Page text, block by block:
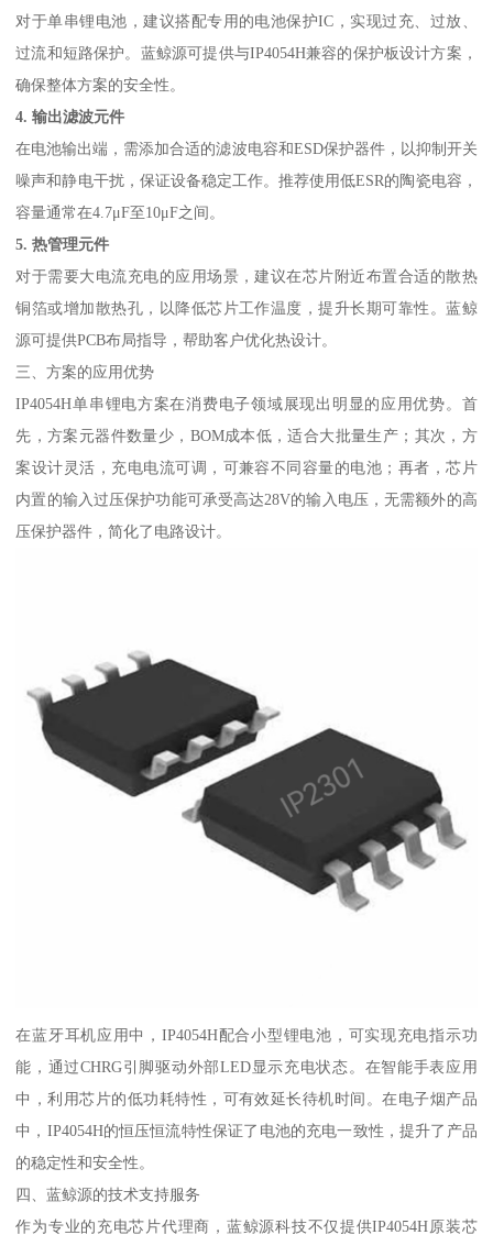
对于单串锂电池，建议搭配专用的电池保护IC，实现过充、过放、
过流和短路保护。蓝鲸源可提供与IP4054H兼容的保护板设计方案，
确保整体方案的安全性。
4. 输出滤波元件
在电池输出端，需添加合适的滤波电容和ESD保护器件，以抑制开关
噪声和静电干扰，保证设备稳定工作。推荐使用低ESR的陶瓷电容，
容量通常在4.7μF至10μF之间。
5. 热管理元件
对于需要大电流充电的应用场景，建议在芯片附近布置合适的散热
铜箔或增加散热孔，以降低芯片工作温度，提升长期可靠性。蓝鲸
源可提供PCB布局指导，帮助客户优化热设计。
三、方案的应用优势
IP4054H单串锂电方案在消费电子领域展现出明显的应用优势。首
先，方案元器件数量少，BOM成本低，适合大批量生产；其次，方
案设计灵活，充电电流可调，可兼容不同容量的电池；再者，芯片
内置的输入过压保护功能可承受高达28V的输入电压，无需额外的高
压保护器件，简化了电路设计。
在蓝牙耳机应用中，IP4054H配合小型锂电池，可实现充电指示功
能，通过CHRG引脚驱动外部LED显示充电状态。在智能手表应用
中，利用芯片的低功耗特性，可有效延长待机时间。在电子烟产品
中，IP4054H的恒压恒流特性保证了电池的充电一致性，提升了产品
的稳定性和安全性。
四、蓝鲸源的技术支持服务
作为专业的充电芯片代理商，蓝鲸源科技不仅提供IP4054H原装芯